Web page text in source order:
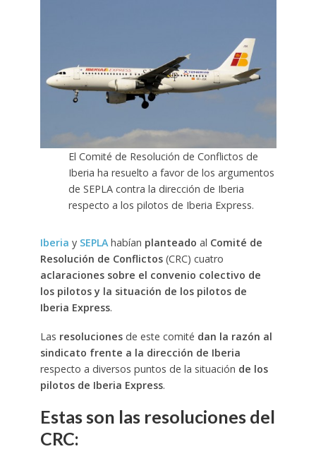
El Comité de Resolución de Conflictos de
Iberia ha resuelto a favor de los argumentos
de SEPLA contra la dirección de Iberia
respecto a los pilotos de Iberia Express.
Iberia y SEPLAhabían planteado al Comité de
Resolución de Conflictos(CRC) cuatro
aclaraciones sobre el convenio colectivo de
los pilotos y la situación de los pilotos de
Iberia Express.
Las resolucionesde este comité dan la razón al
sindicato frente a la dirección de Iberia
respecto a diversos puntos de la situación de los
pilotos de Iberia Express.
Estas son las resoluciones del
CRC: